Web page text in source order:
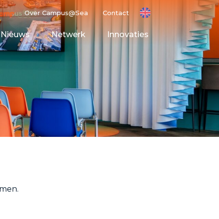
Over Campus@Sea Contact
Ground
Nieuws Netwerk Innovaties